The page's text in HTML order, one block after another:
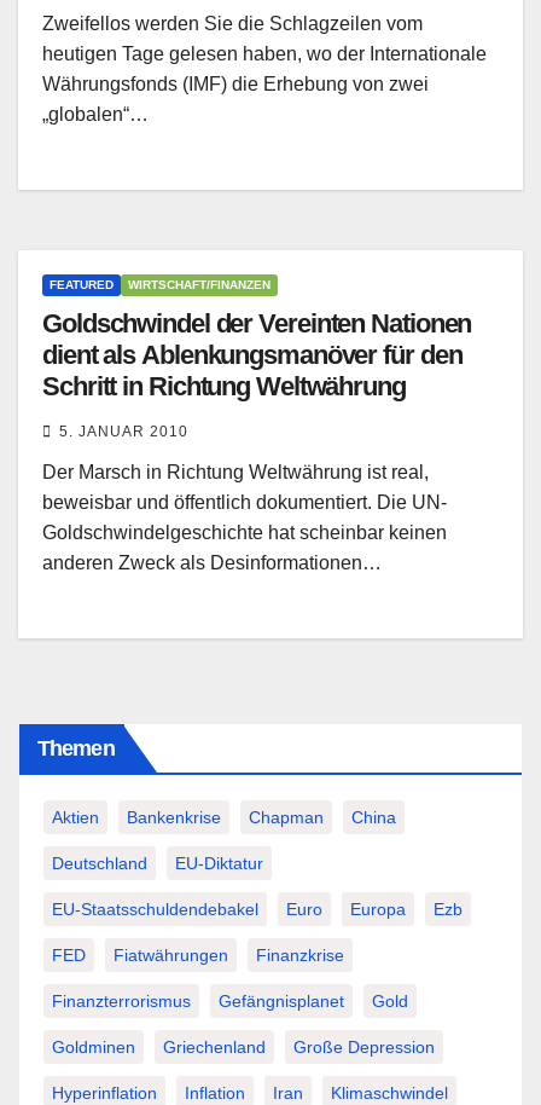
Zweifellos werden Sie die Schlagzeilen vom
heutigen Tage gelesen haben, wo der Internationale
Währungsfonds (IMF) die Erhebung von zwei
„globalen“…
FEATURED WIRTSCHAFT/FINANZEN
Goldschwindel der Vereinten Nationen
dient als Ablenkungsmanöver für den
Schritt in Richtung Weltwährung
5. JANUAR 2010
Der Marsch in Richtung Weltwährung ist real,
beweisbar und öffentlich dokumentiert. Die UN-
Goldschwindelgeschichte hat scheinbar keinen
anderen Zweck als Desinformationen…
Themen
Aktien Bankenkrise Chapman China
Deutschland EU-Diktatur
EU-Staatsschuldendebakel Euro Europa Ezb
FED Fiatwährungen Finanzkrise
Finanzterrorismus Gefängnisplanet Gold
Goldminen Griechenland Große Depression
Hyperinflation Inflation Iran Klimaschwindel